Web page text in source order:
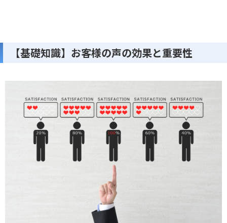
【基礎知識】お客様の声の効果と重要性